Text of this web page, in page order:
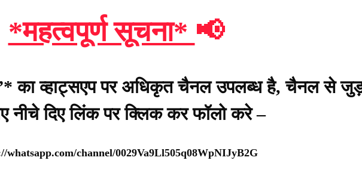
*महत्वपूर्ण सूचना* 📢
का व्हाट्सएप पर अधिकृत चैनल उपलब्ध है, चैनल से
नीचे दिए लिंक पर क्लिक कर फॉलो करे –
whatsapp.com/channel/0029Va9Ll505q08WpNIJyB2G